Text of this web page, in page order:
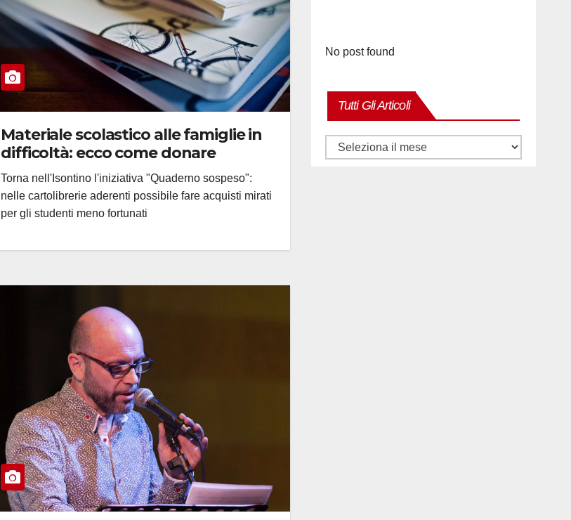
Materiale scolastico alle famiglie in
difficoltà: ecco come donare
Torna nell'Isontino l'iniziativa "Quaderno sospeso":
nelle cartolibrerie aderenti possibile fare acquisti mirati
per gli studenti meno fortunati
No post found
Tutti Gli Articoli
Tutti